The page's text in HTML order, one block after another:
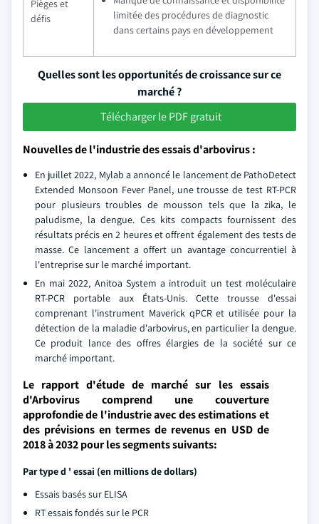
Pièges et
défis
limitée des procédures de diagnostic
dans certains pays en développement
Quelles sont les opportunités de croissance sur ce
marché ?
Télécharger le PDF gratuit
Nouvelles de l'industrie des essais d'arbovirus :
En juillet 2022, Mylab a annoncé le lancement de PathoDetect
Extended Monsoon Fever Panel, une trousse de test RT-PCR
pour plusieurs troubles de mousson tels que la zika, le
paludisme, la dengue. Ces kits compacts fournissent des
résultats précis en 2 heures et offrent également des tests de
masse. Ce lancement a offert un avantage concurrentiel à
l'entreprise sur le marché important.
En mai 2022, Anitoa System a introduit un test moléculaire
RT-PCR portable aux États-Unis. Cette trousse d'essai
comprenant l'instrument Maverick qPCR et utilisée pour la
détection de la maladie d'arbovirus, en particulier la dengue.
Ce produit lance des offres élargies de la société sur ce
marché important.
Le rapport d'étude de marché sur les essais
d'Arbovirus comprend une couverture
approfondie de l'industrie avec des estimations et
des prévisions en termes de revenus en USD de
2018 à 2032 pour les segments suivants:
Par type d ' essai (en millions de dollars)
Essais basés sur ELISA
RT essais fondés sur le PCR